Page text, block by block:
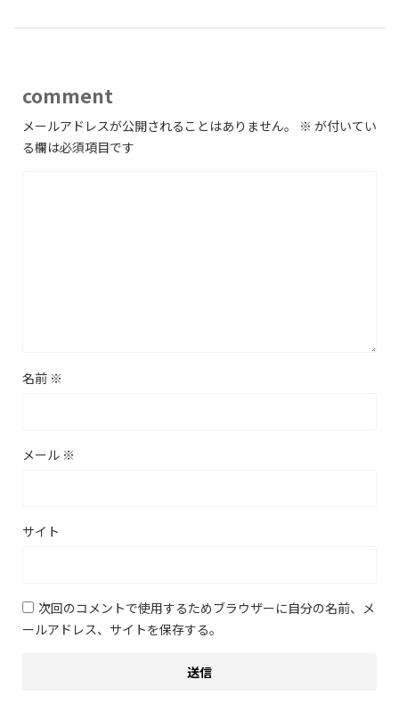
comment
メールアドレスが公開されることはありません。 ※ が付いてい
る欄は必須項目です
名前 ※
メール ※
サイト
次回のコメントで使用するためブラウザーに自分の名前、メ
ールアドレス、サイトを保存する。